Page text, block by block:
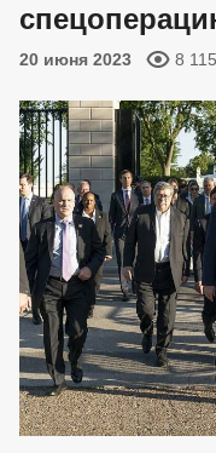
20 июня 2023 8 115